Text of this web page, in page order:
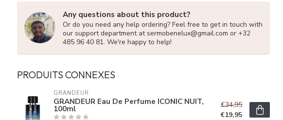
Any questions about this product?
Or do you need any help ordering? Feel free to get in touch with
our support department at sermobenelux@gmail.com or +32
485 96 40 81. We're happy to help!
PRODUITS CONNEXES
GRANDEUR
GRANDEUR Eau De Perfume ICONIC NUIT,
100ml
€34,95
€19,95